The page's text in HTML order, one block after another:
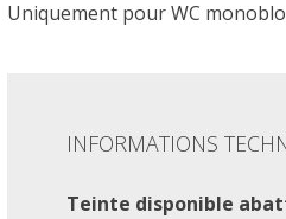
Uniquement pour WC
INFORMATIONS
Teinte disponible